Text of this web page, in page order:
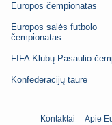
Europos čempionatas
Europos salės futbolo
čempionatas
FIFA Klubų Pasaulio
Konfederacijų taurė
Kontaktai Apie